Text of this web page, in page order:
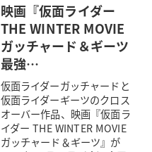
映画『仮面ライダー
THE WINTER MOVIE
ガッチャード＆ギーツ
最強…
仮面ライダーガッチャードと
仮面ライダーギーツのクロス
オーバー作品、映画『仮面ラ
イダー THE WINTER MOVIE
ガッチャード＆ギーツ』が